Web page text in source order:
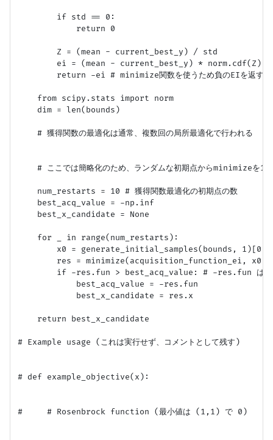
        if std == 0:
            return 0
        Z = (mean - current_best_y) / std
ei = (mean - current_best_y) * norm.cdf(Z)
        return -ei # minimize関数を使うため負のEIを返す
    from scipy.stats import norm
    dim = len(bounds)
    # 獲得関数の最適化は通常、複数回の局所最適化で行われる
# ここでは簡略化のため、ランダムな初期点からminimizeを1
    num_restarts = 10 # 獲得関数最適化の初期点の数
    best_acq_value = -np.inf
    best_x_candidate = None
    for _ in range(num_restarts):
        x0 = generate_initial_samples(bounds, 1)[0]
res = minimize(acquisition_function_ei, x0,
if -res.fun > best_acq_value: # -res.fun はEI
            best_acq_value = -res.fun
            best_x_candidate = res.x
    return best_x_candidate
# Example usage (これは実行せず、コメントとして残す)
# def example_objective(x):
#     # Rosenbrock function (最小値は (1,1) で 0)